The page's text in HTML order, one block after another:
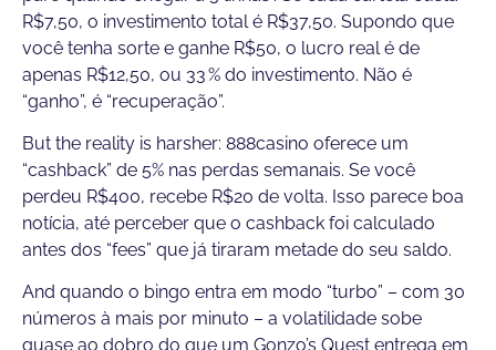
R$7,50, o investimento total é R$37,50. Supondo que
você tenha sorte e ganhe R$50, o lucro real é de
apenas R$12,50, ou 33 % do investimento. Não é
“ganho”, é “recuperação”.
But the reality is harsher: 888casino oferece um
“cashback” de 5% nas perdas semanais. Se você
perdeu R$400, recebe R$20 de volta. Isso parece boa
notícia, até perceber que o cashback foi calculado
antes dos “fees” que já tiraram metade do seu saldo.
And quando o bingo entra em modo “turbo” – com 30
números à mais por minuto – a volatilidade sobe
quase ao dobro do que um Gonzo’s Quest entrega em